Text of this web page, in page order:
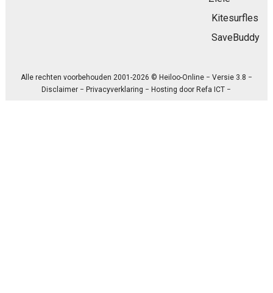
Kitesurfles
SaveBuddy
Alle rechten voorbehouden 2001-2026 © Heiloo-Online − Versie 3.8 −
Disclaimer −Privacyverklaring − Hosting doorRefa ICT −